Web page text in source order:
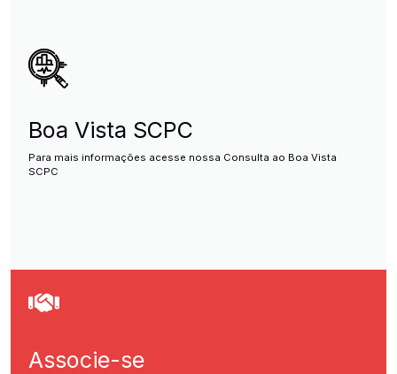
Boa Vista SCPC
Para mais informações acesse nossa Consulta ao Boa Vista
SCPC
Associe-se